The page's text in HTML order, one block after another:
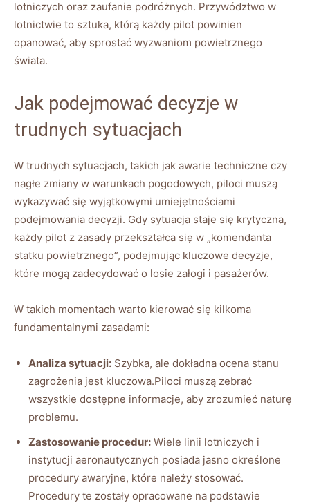
lotniczych oraz zaufanie podróżnych. Przywództwo w
lotnictwie to sztuka, którą każdy pilot powinien
opanować, aby sprostać wyzwaniom powietrznego
świata.
Jak podejmować decyzje w
trudnych sytuacjach
W trudnych sytuacjach, takich jak awarie techniczne czy
nagłe zmiany w warunkach pogodowych, piloci muszą
wykazywać się wyjątkowymi umiejętnościami
podejmowania decyzji. Gdy sytuacja staje się krytyczna,
każdy pilot z zasady przekształca się w „komendanta
statku powietrznego”, podejmując kluczowe decyzje,
które mogą zadecydować o losie załogi i pasażerów.
W takich momentach warto kierować się kilkoma
fundamentalnymi zasadami:
Analiza sytuacji: Szybka, ale dokładna ocena stanu
zagrożenia jest kluczowa.Piloci muszą zebrać
wszystkie dostępne informacje, aby zrozumieć naturę
problemu.
Zastosowanie procedur: Wiele linii lotniczych i
instytucji aeronautycznych posiada jasno określone
procedury awaryjne, które należy stosować.
Procedury te zostały opracowane na podstawie